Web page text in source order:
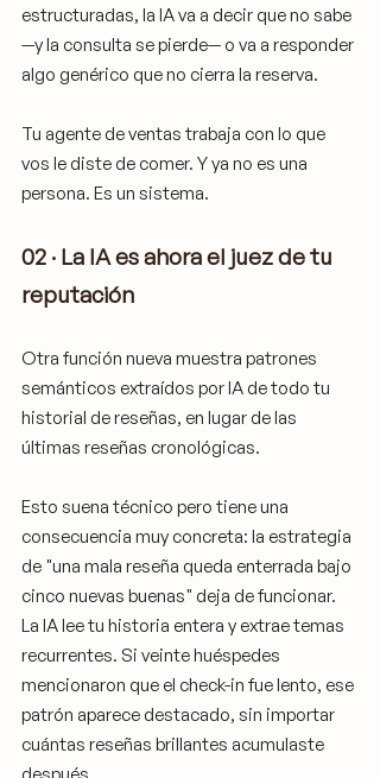
estructuradas, la IA va a decir que no sabe
—y la consulta se pierde— o va a responder
algo genérico que no cierra la reserva.
Tu agente de ventas trabaja con lo que
vos le diste de comer. Y ya no es una
persona. Es un sistema.
02 · La IA es ahora el juez de tu
reputación
Otra función nueva muestra patrones
semánticos extraídos por IA de todo tu
historial de reseñas, en lugar de las
últimas reseñas cronológicas.
Esto suena técnico pero tiene una
consecuencia muy concreta: la estrategia
de "una mala reseña queda enterrada bajo
cinco nuevas buenas" deja de funcionar.
La IA lee tu historia entera y extrae temas
recurrentes. Si veinte huéspedes
mencionaron que el check-in fue lento, ese
patrón aparece destacado, sin importar
cuántas reseñas brillantes acumulaste